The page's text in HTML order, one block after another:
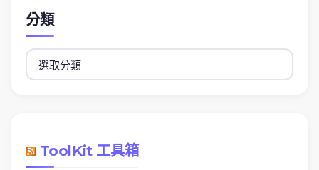
分類
分
類
ToolKit 工具箱